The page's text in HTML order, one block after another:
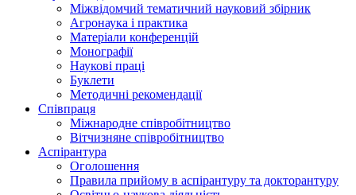
Міжвідомчий тематичний науковий збірник
Агронаука і практика
Матеріали конференцій
Монографії
Наукові праці
Буклети
Методичні рекомендації
Співпраця
Міжнародне співробітництво
Вітчизняне співробітництво
Аспірантура
Оголошення
Правила прийому в аспірантуру та докторантуру